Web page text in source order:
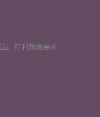
益 紅利與優惠碼